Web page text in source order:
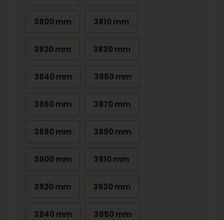
3800 mm 3810 mm
3820 mm 3830 mm
3840 mm 3850 mm
3860 mm 3870 mm
3880 mm 3890 mm
3900 mm 3910 mm
3920 mm 3930 mm
3940 mm 3950 mm